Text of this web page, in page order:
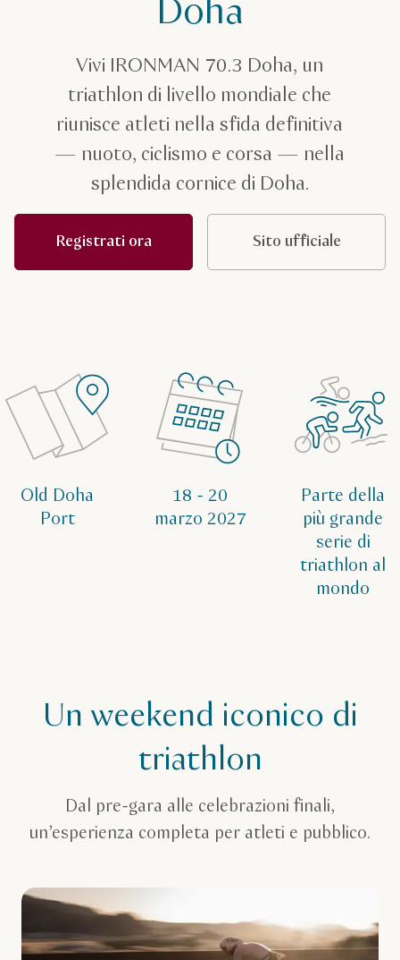
Doha
Vivi IRONMAN 70.3 Doha, un
triathlon di livello mondiale che
riunisce atleti nella sfida definitiva
— nuoto, ciclismo e corsa — nella
splendida cornice di Doha.
Registrati ora Sito ufficiale
Old Doha
Port
18 - 20
marzo 2027
Parte della
più grande
serie di
triathlon al
mondo
Un weekend iconico di
triathlon
Dal pre-gara alle celebrazioni finali,
un’esperienza completa per atleti e pubblico.